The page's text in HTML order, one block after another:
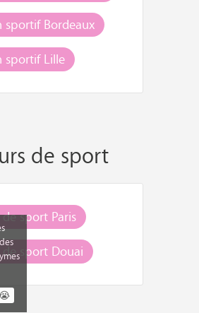
sportif Bordeaux
sportif Lille
de sport
sport Paris
sport Douai